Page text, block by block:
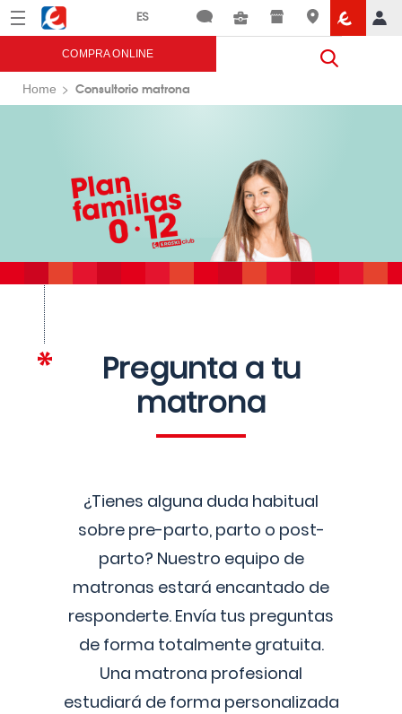
Menú Eroski
COMPRA ONLINE
Home Consultorio matrona
Pregunta a tu
matrona
¿Tienes alguna duda habitual
sobre pre-parto, parto o post-
parto? Nuestro equipo de
matronas estará encantado de
responderte. Envía tus preguntas
de forma totalmente gratuita.
Una matrona profesional
estudiará de forma personalizada